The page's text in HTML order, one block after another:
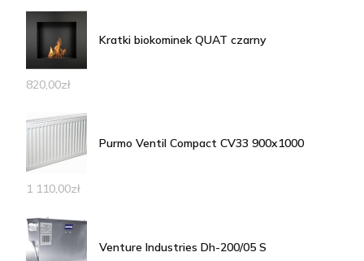
Kratki biokominek QUAT czarny
820,00zł
Purmo Ventil Compact CV33 900x1000
1 110,00zł
Venture Industries Dh-200/05 S